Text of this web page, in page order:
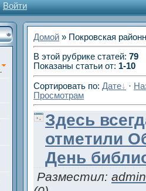
Войти
Домой » Покровская
В этой рубрике статей: 79
Показаны статьи от: 1-10
Сортировать по: Дате ·
Просмотрам
Здесь
отметили
День
Разместил: admin